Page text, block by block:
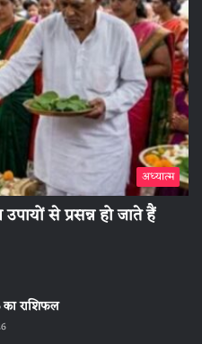
अध्यात्म
से प्रसन्न हो जाते हैं
राशिफल